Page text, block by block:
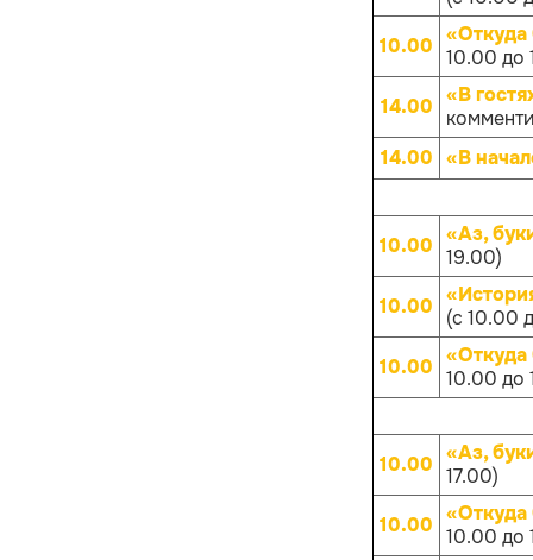
10.00 10.00 до
14.00 «В
14.00 «В
10.00 «Аз,
19.00)
10.00
(с 10.00
10.00 10.00 до
10.00 «Аз,
17.00)
10.00 10.00 до